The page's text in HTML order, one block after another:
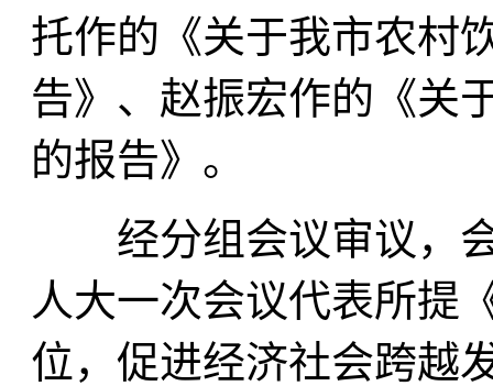
托作的《关于我市农村
告》、赵振宏作的《关
的报告》。
经分组会议审议，会
人大一次会议代表所提
位，促进经济社会跨越